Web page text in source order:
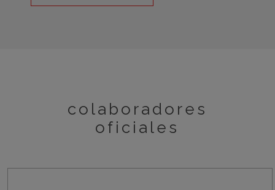
colaboradores
oficiales